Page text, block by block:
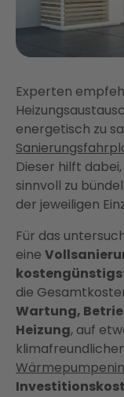
Experten
energetisch zu
Dieser hilft
sinnvoll zu
der jeweiligen
Für das
eine
die
Wartung,
Heizung, auf